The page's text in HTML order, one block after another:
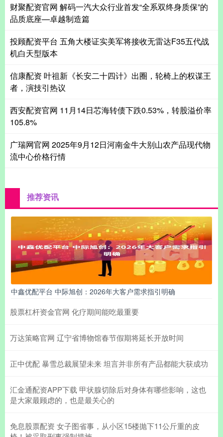
财聚配资官网 解码一汽大众行业首发“全系双终身质保”的
品质底座—卓越制造篇
投顾配资平台 五角大楼证实美军将接收无雷达F35五代战
机白天型版本
信康配资 叶祖新《长安二十四计》出圈，轮椅上的权谋王
者，演技引热议
西安配资官网 11月14日芯海转债下跌0.53%，转股溢价率
105.8%
广瑞网官网 2025年9月12日河南金牛大别山农产品现代物
流中心价格行情
推荐资讯
中鑫优配平台 中际旭创：2026年大客户需求指引明确
股票杠杆资金官网 化疗期间能吃最重要
万达策略官网 辽宁省博物馆春节假期将延长开放时间
正中优配 暴雪总裁展望未来 坦言并非所有产品都能大获成功
汇金通配资APP下载 甲状腺切除后对身体有哪些影响，这也
是大家最顾虑的，也是最关心的
免息股票配资 女子图省事，从小区15楼抛下11公斤重的皮